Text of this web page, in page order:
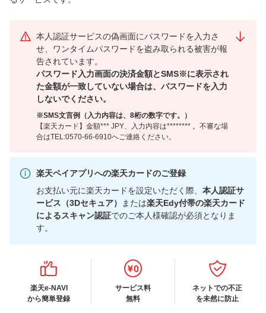
本人認証サービスの偽画面にパスワードを入力さ
せ、ワンタイムパスワードを盗み取られる被害が報
告されています。
パスワード入力画面の決済金額とSMS※に表示され
た金額が一致していない場合は、パスワードを入力
しないでください。
※SMS文言例（入力内容は、8桁の数字です。）
【楽天カード】金額*** JPY、入力内容は******** 。不審な場
合はTEL:0570-66-6910へご連絡ください。
楽天ペイアプリへの楽天カードのご登録
お支払い元に楽天カードを設定いただく際、 本人認証サ
ービス（3Dセキュア）
または楽天Edy付帯の楽天カード
によるスキャン認証でのご本人様確認が必須となりま
す。
楽天e-NAVI
から簡単登録
サービス料
無料
ネットでの不正
を未然に防止